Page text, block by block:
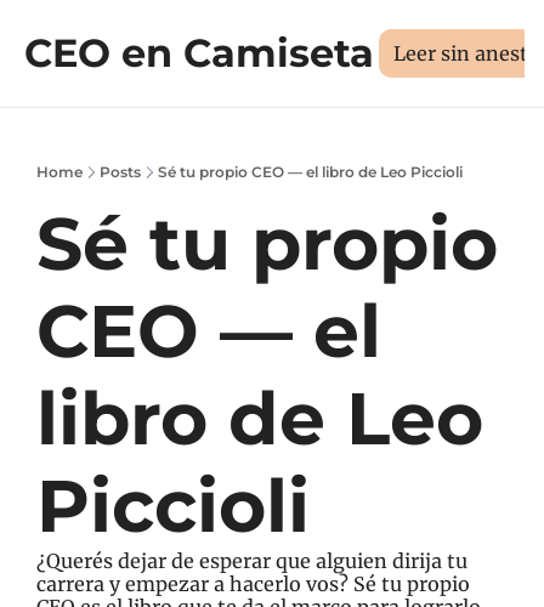
CEO en Camiseta
Medí tus 3D Sesión 1:1 Libros Manifiesto
Leer sin
Home Posts Sé tu propio CEO — el libro de Leo Piccioli
Sé tu propio
CEO — el
libro de Leo
Piccioli
¿Querés dejar de esperar que alguien dirija tu
carrera y empezar a hacerlo vos? Sé tu propio